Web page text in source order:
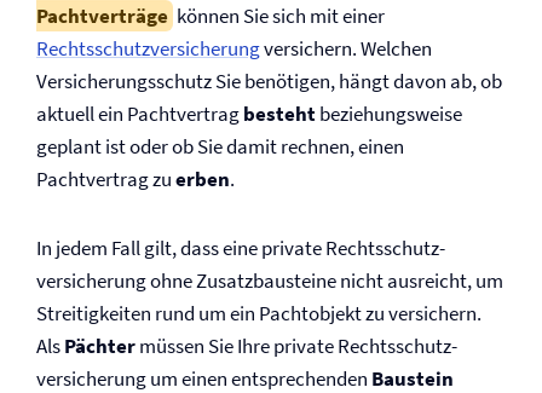
Pachtverträge können Sie sich mit einer
Rechtsschutz­versicherungversichern. Welchen
Versicherungsschutz Sie benötigen, hängt davon ab, ob
aktuell ein Pachtvertragbestehtbeziehungsweise
geplant ist oder ob Sie damit rechnen, einen
Pachtvertrag zuerben.
In jedem Fall gilt, dass eine private Rechtsschutz­
versicherung ohne Zusatzbausteine nicht ausreicht, um
Streitigkeiten rund um ein Pachtobjekt zu versichern.
AlsPächtermüssen Sie Ihre private Rechtsschutz­
versicherung um einen entsprechenden Baustein